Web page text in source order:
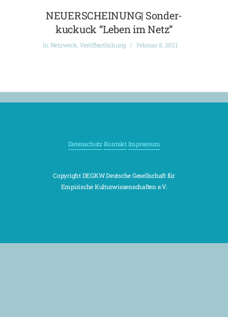
NEUERSCHEINUNG| Sonder-
kuckuck “Leben im Netz”
In Netzwerk,Veröffentlichung Februar 8, 2021
DatenschutzKontaktImpressum
Copyright DEGKW Deutsche Gesellschaft für
Empirische Kulturwissenschaften e.V.